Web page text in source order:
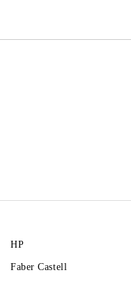
HP
Faber Castell